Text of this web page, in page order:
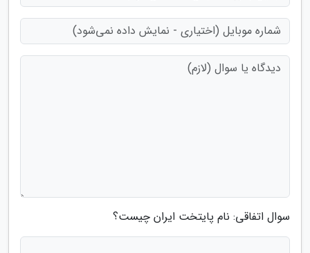
سوال اتفاقی: نام پایتخت ایران چیست؟